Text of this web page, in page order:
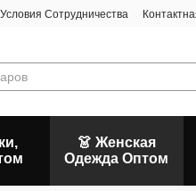
Условия Сотрудничества
👗 Женская
Одежда Оптом